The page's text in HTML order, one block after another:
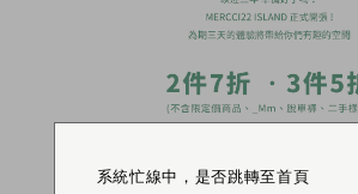
系統忙線中，是否跳轉至首頁
系統忙線中，是否跳轉至首頁
系統忙線中，是否跳轉至首頁